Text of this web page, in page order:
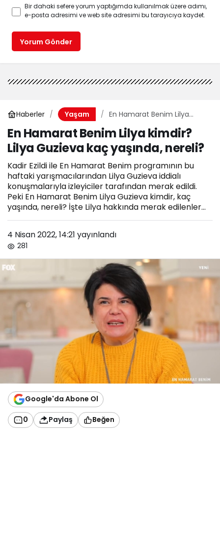
Bir dahaki sefere yorum yaptığımda kullanılmak üzere adımı,
e-posta adresimi ve web site adresimi bu tarayıcıya kaydet.
Yorum Gönder
Haberler Yaşam
En Hamarat Benim Lilya
yaşında, nereli?
En Hamarat Benim Lilya kimdir?
Lilya Guzieva kaç yaşında, nereli?
Kadir Ezildi ile En Hamarat Benim programının bu
haftaki yarışmacılarından Lilya Guzieva iddialı
konuşmalarıyla izleyiciler tarafından merak edildi.
Peki En Hamarat Benim Lilya Guzieva kimdir, kaç
yaşında, nereli? İşte Lilya hakkında merak edilenler...
4 Nisan 2022, 14:21 yayınlandı
281
Google'da Abone Ol
0 Paylaş Beğen